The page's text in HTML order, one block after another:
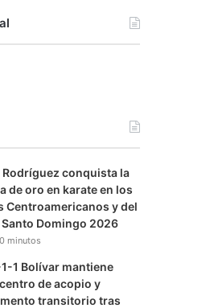
r
a
m
a
m
Rodríguez conquista la
de oro en karate en los
Centroamericanos y del
Domingo 2026
minutos
1 Bolívar mantiene
de acopio y
transitorio tras